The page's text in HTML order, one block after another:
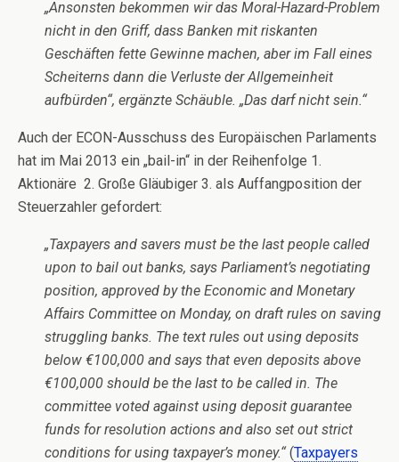
„Ansonsten bekommen wir das Moral-Hazard-Problem
nicht in den Griff, dass Banken mit riskanten
Geschäften fette Gewinne machen, aber im Fall eines
Scheiterns dann die Verluste der Allgemeinheit
aufbürden“, ergänzte Schäuble. „Das darf nicht sein.“
Auch der ECON-Ausschuss des Europäischen Parlaments
hat im Mai 2013 ein „bail-in“ in der Reihenfolge 1.
Aktionäre 2. Große Gläubiger 3. als Auffangposition der
Steuerzahler gefordert:
„Taxpayers and savers must be the last people called
upon to bail out banks, says Parliament’s negotiating
position, approved by the Economic and Monetary
Affairs Committee on Monday, on draft rules on saving
struggling banks. The text rules out using deposits
below €100,000 and says that even deposits above
€100,000 should be the last to be called in. The
committee voted against using deposit guarantee
funds for resolution actions and also set out strict
conditions for using taxpayer’s money.“(Taxpayers